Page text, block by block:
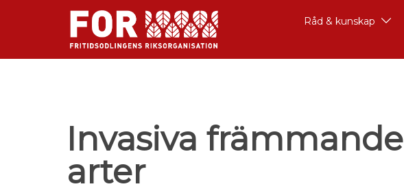
Råd & kunskap
Invasiva främmande
arter